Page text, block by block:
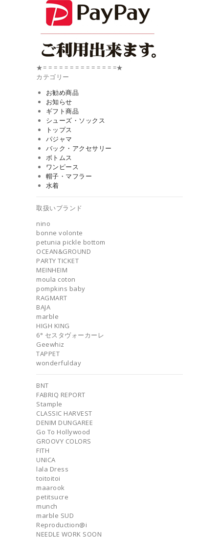
★= = = = = = = = = = = = = =★
カテゴリー
お勧め商品
お知らせ
ギフト商品
シューズ・ソックス
トップス
パジャマ
バック・アクセサリー
ボトムス
ワンピース
帽子・マフラー
水着
取扱いブランド
nino
bonne volonte
petunia pickle bottom
OCEAN&GROUND
PARTY TICKET
MEINHEIM
moula coton
pompkins baby
RAGMART
BAJA
marble
HIGH KING
6° セスタヴォーカーレ
Geewhiz
TAPPET
wonderfulday
BNT
FABRIQ REPORT
Stample
CLASSIC HARVEST
DENIM DUNGAREE
Go To Hollywood
GROOVY COLORS
FITH
UNICA
lala Dress
toitoitoi
maarook
petitsucre
munch
marble SUD
Reproduction@i
NEEDLE WORK SOON